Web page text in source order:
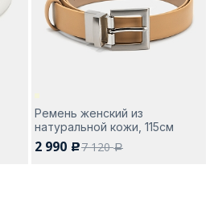
Ремень женский из
натуральной кожи, 115см
2 990 c7 120a